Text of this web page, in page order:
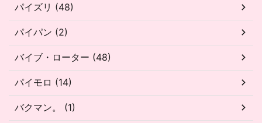
パイズリ (48)
パイパン (2)
バイブ・ローター (48)
パイモロ (14)
バクマン。 (1)